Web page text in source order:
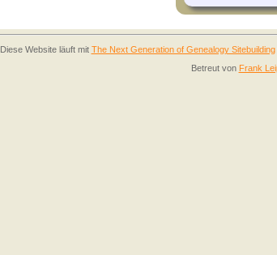
Diese Website läuft mit The Next Generation of Genealogy Sitebuilding
Betreut von Frank